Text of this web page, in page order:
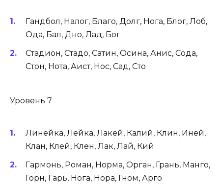
Гандбол, Налог, Благо, Долг, Нога, Блог, Лоб,
Ода, Бал, Дно, Лад, Бог
Стадион, Стадо, Сатин, Осина, Анис, Сода,
Стон, Нота, Аист, Нос, Сад, Сто
Уровень 7
Линейка, Лейка, Лакей, Калий, Клин, Иней,
Клан, Клей, Клен, Лак, Лай, Кий
Гармонь, Роман, Норма, Орган, Грань, Манго,
Горн, Гарь, Нога, Нора, Гном, Арго